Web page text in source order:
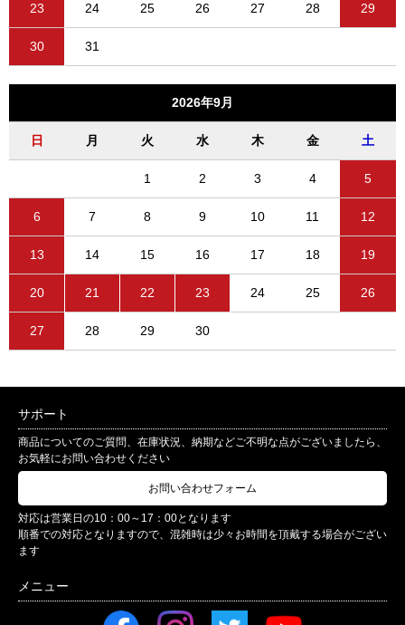
23 24 25 26 27 28 29
30 31
2026年9月
日 月 火 水 木 金 土
1 2 3 4 5
6 7 8 9 10 11 12
13 14 15 16 17 18 19
20 21 22 23 24 25 26
27 28 29 30
サポート
商品についてのご質問、在庫状況、納期などご不明な点がございましたら、
お気軽にお問い合わせください
お問い合わせフォーム
対応は営業日の10：00～17：00となります
順番での対応となりますので、混雑時は少々お時間を頂戴する場合がござい
ます